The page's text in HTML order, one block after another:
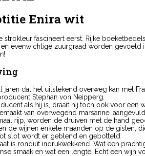
Enira wit
strokleur fascineert eerst. Rijke
evenwichtige zuurgraad worden gevoeld
jaren dat het uitstekend overweg kan met
Stephan von Neipperg.
als hij is, draait hij toch ook voor een
van overwegend marsanne,
rijp, worden de druiven met de hand
de wijnen enkele maanden op de gisten,
slot wordt er geblend en gebotteld.
is ronduit indrukwekkend. Wat een
smaak en wat een lengte. Echt een wijn